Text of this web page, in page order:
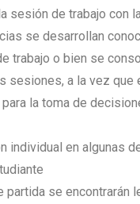
sesión de trabajo con
se desarrollan
trabajo o bien se
sesiones, a la vez que
la toma de
individual en algunas
partida se encontrarán